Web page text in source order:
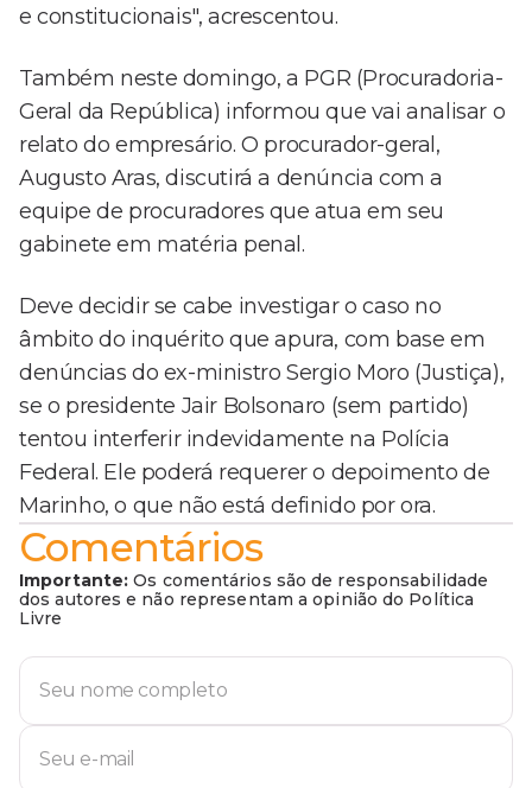
e constitucionais", acrescentou.
Também neste domingo, a PGR (Procuradoria-
Geral da República) informou que vai analisar o
relato do empresário. O procurador-geral,
Augusto Aras, discutirá a denúncia com a
equipe de procuradores que atua em seu
gabinete em matéria penal.
Deve decidir se cabe investigar o caso no
âmbito do inquérito que apura, com base em
denúncias do ex-ministro Sergio Moro (Justiça),
se o presidente Jair Bolsonaro (sem partido)
tentou interferir indevidamente na Polícia
Federal. Ele poderá requerer o depoimento de
Marinho, o que não está definido por ora.
Comentários
Importante: Os comentários são de responsabilidade
dos autores e não representam a opinião do Política
Livre